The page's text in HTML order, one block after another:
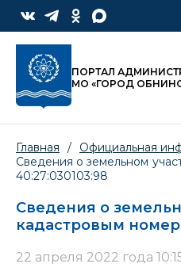
ПОРТАЛ
МО «ГОРОД
Главная / Официальная
Сведения о земельном
40:27:030103:98
Сведения о
кадастровым
22 апреля 2022 года